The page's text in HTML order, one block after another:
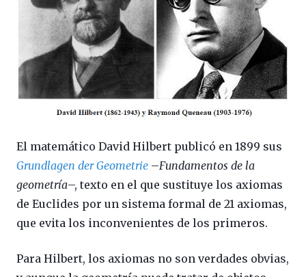
El matemático David Hilbert publicó en 1899 sus
Grundlagen der Geometrie –Fundamentos de la
geometría–, texto en el que sustituye los axiomas
de Euclides por un sistema formal de 21 axiomas,
que evita los inconvenientes de los primeros.
Para Hilbert, los axiomas no son verdades obvias,